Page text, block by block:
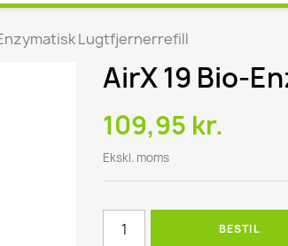
Lugtfjernerrefill
AirX 19 Bio-
109,95 kr.
Ekskl. moms
BESTIL